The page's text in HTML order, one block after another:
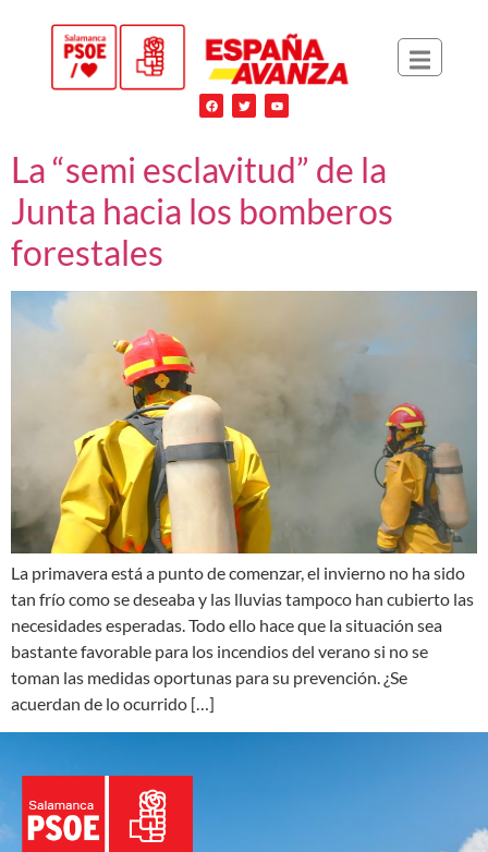
La “semi esclavitud” de la
Junta hacia los bomberos
forestales
La primavera está a punto de comenzar, el invierno no ha sido
tan frío como se deseaba y las lluvias tampoco han cubierto las
necesidades esperadas. Todo ello hace que la situación sea
bastante favorable para los incendios del verano si no se
toman las medidas oportunas para su prevención. ¿Se
acuerdan de lo ocurrido […]